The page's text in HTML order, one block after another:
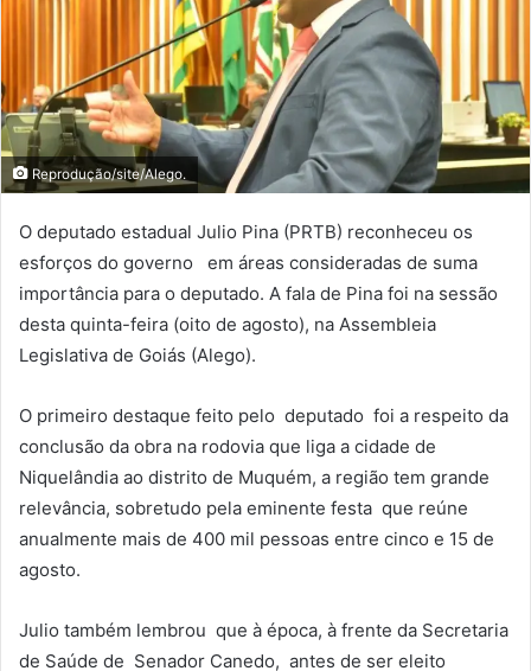
Reprodução/site/Alego.
O deputado estadual Julio Pina (PRTB) reconheceu os
esforços do governo em áreas consideradas de suma
importância para o deputado. A fala de Pina foi na sessão
desta quinta-feira (oito de agosto), na Assembleia
Legislativa de Goiás (Alego).
O primeiro destaque feito pelo deputado foi a respeito da
conclusão da obra na rodovia que liga a cidade de
Niquelândia ao distrito de Muquém, a região tem grande
relevância, sobretudo pela eminente festa que reúne
anualmente mais de 400 mil pessoas entre cinco e 15 de
agosto.
Julio também lembrou que à época, à frente da Secretaria
de Saúde de Senador Canedo, antes de ser eleito